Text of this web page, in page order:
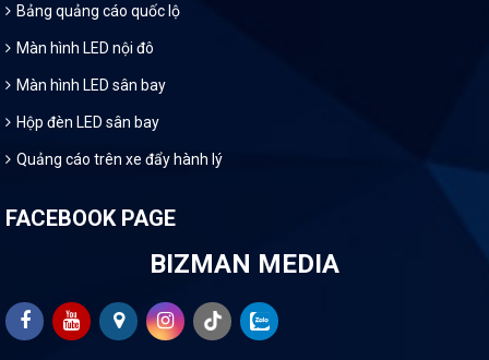
Bảng quảng cáo quốc lộ
Màn hình LED nội đô
Màn hình LED sân bay
Hộp đèn LED sân bay
Quảng cáo trên xe đẩy hành lý
FACEBOOK PAGE
BIZMAN MEDIA